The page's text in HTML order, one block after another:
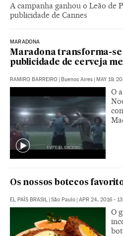
A campanha ganhou o Leão de
publicidade de Cannes
MARADONA
Maradona transforma-se
publicidade de cerveja
RAMIRO BARREIRO | Buenos Aires | MAY 19,
O
Os nossos botecos
EL PAÍS BRASIL | São Paulo | APR 24, 2016 -
O